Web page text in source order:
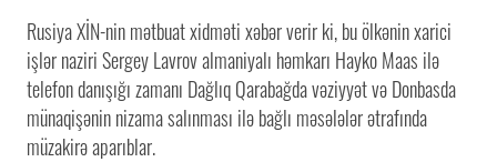
Rusiya XİN-nin mətbuat xidməti xəbər verir ki, bu ölkənin xarici
işlər naziri Sergey Lavrov almaniyalı həmkarı Hayko Maas ilə
telefon danışığı zamanı Dağlıq Qarabağda vəziyyət və Donbasda
münaqişənin nizama salınması ilə bağlı məsələlər ətrafında
müzakirə aparıblar.